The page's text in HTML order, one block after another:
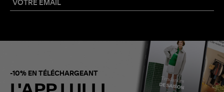
-10% EN TÉLÉCHARGEANT